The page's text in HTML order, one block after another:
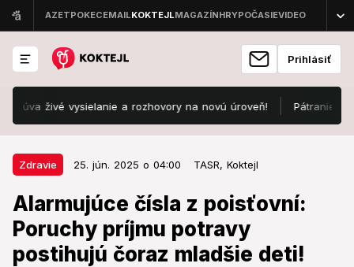
Prihlásiť
živé vysielanie a rozhovory na novú úroveň! Pátranie na juhu
Zdravie 25. jún. 2025 o 04:00 TASR, Koktejl
Alarmujúce čísla z poisťovní:
Poruchy príjmu potravy
postihujú čoraz mladšie deti!
Zdravie 25. jún. 2025 o 04:00
Alarmujúce čísla z poisťovní:
Poruchy príjmu potravy postihujú
čoraz mladšie deti!